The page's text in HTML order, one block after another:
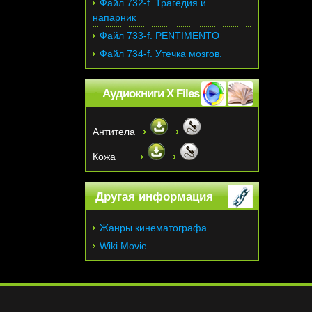
Файл 732-f. Трагедия и
напарник
Файл 733-f. PENTIMENTO
Файл 734-f. Утечка мозгов.
Аудиокниги X Files
Антитела
Кожа
Другая информация
Жанры кинематографа
Wiki Movie